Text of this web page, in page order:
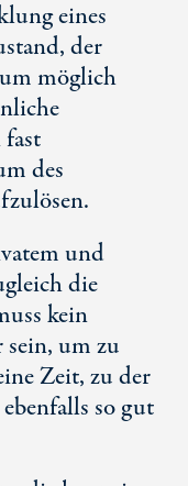
eines
der
möglich
des
und
die
kein
um zu
Zeit, zu der
so gut